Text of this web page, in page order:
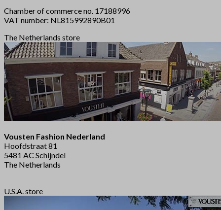
Chamber of commerce no. 17188996
VAT number: NL815992890B01
The Netherlands store
Vousten Fashion Nederland
Hoofdstraat 81
5481 AC Schijndel
The Netherlands
U.S.A. store